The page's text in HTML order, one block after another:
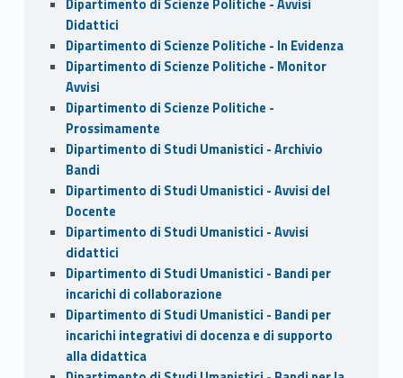
Dipartimento di Scienze Politiche - Avvisi
Didattici
Dipartimento di Scienze Politiche - In Evidenza
Dipartimento di Scienze Politiche - Monitor
Avvisi
Dipartimento di Scienze Politiche -
Prossimamente
Dipartimento di Studi Umanistici - Archivio
Bandi
Dipartimento di Studi Umanistici - Avvisi del
Docente
Dipartimento di Studi Umanistici - Avvisi
didattici
Dipartimento di Studi Umanistici - Bandi per
incarichi di collaborazione
Dipartimento di Studi Umanistici - Bandi per
incarichi integrativi di docenza e di supporto
alla didattica